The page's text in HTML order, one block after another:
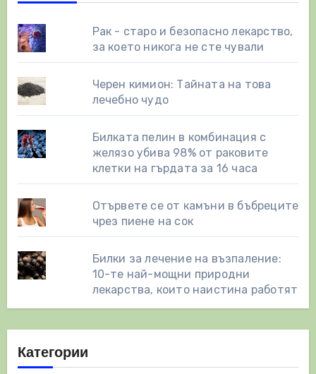
Рак - старо и безопасно лекарство,
за което никога не сте чували
Черен кимион: Тайната на това
лечебно чудо
Билката пелин в комбинация с
желязо убива 98% от раковите
клетки на гърдата за 16 часа
Отървете се от камъни в бъбреците
чрез пиене на сок
Билки за лечение на възпаление:
10-те най-мощни природни
лекарства, които наистина работят
Категории